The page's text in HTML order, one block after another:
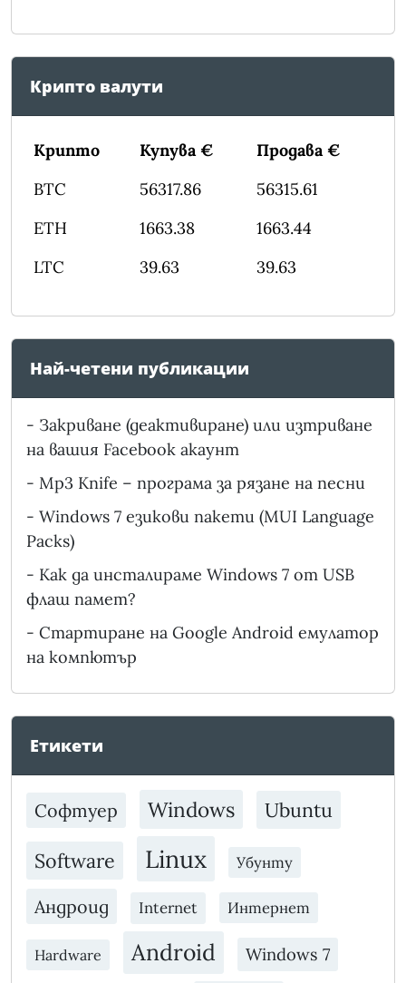
Крипто валути
Крипто Купува €
Продава €
BTC
56317.86
56315.61
ETH
1663.38
1663.44
LTC
39.63 39.63
Най-четени публикации
- Закриване (деактивиране) или изтриване
на вашия Facebook акаунт
- Mp3 Knife – програма за рязане на песни
- Windows 7 езикови пакети (MUI Language
Packs)
- Как да инсталираме Windows 7 от USB
флаш памет?
- Стартиране на Google Android емулатор
на компютър
Етикети
Софтуер Windows
Ubuntu
Software
Linux Убунту
Андроид Internet Интернет
Hardware Android Windows 7